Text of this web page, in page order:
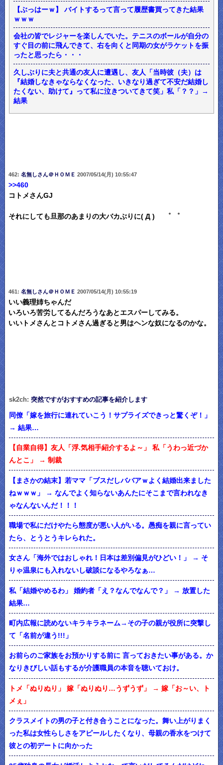
【ぶっはーｗ】 バイトするって言って履歴書買ってきた結果
ｗｗｗ
会社の皆でレジャーを楽しんでいた。テニスのボールが自分の
すぐ目の前に飛んできて、右を向くと同期の女がラケットを振
ったと思ったら・・・
久しぶりに夫と共通の友人に遭遇し、友人「当時彼（夫）は
『結婚しなきゃならなくなった、いきなり過ぎて不安だ結婚し
たくない、助けて』って私に泣きついてきて笑」私「？？」→
結果
462: 名無しさん＠ＨＯＭＥ 2007/05/14(月) 10:55:47
>>460
コトメさんGJ
それにしても旦那のあまりの大バカぶりに( Д ) ゜ ゜
461: 名無しさん＠ＨＯＭＥ 2007/05/14(月) 10:55:19
いい義理姉ちゃんだ
いろいろ苦労してるんだろうなあとエスパーしてみる。
いいトメさんとコトメさん過ぎると男はヘンな奴になるのかな。
sk2ch: 突然ですがおすすめの記事を紹介します
同僚「嫁を旅行に連れていこう！サプライズできっと驚くぞ！」
→ 結果…
【自業自得】友人「浮.気相手紹介するよ～」 私「うわっ近づか
んとこ」 → 制裁
【まさかの結末】若ママ「ブスだしババアｗよく結婚出来ました
ねｗｗｗ」 → なんでよく知らないあんたにそこまで言われなき
ゃなんないんだ！！！
職場で私にだけやたら態度が悪い人がいる。愚痴を親に言ってい
たら、とうとうキレられた。
女さん「海外ではおしゃれ！日本は差別偏見がひどい！」 → そ
りゃ温泉にも入れないし破談になるやろなぁ…
私「結婚やめるわ」 婚約者「え？なんでなんで？」 → 放置した
結果…
町内広報に読めないキラキラネーム→その子の親が役所に突撃し
て「名前が違う!!!」
お前らのご家族をお預かりする前に 言っておきたい事がある。か
なりきびしい話もするが介護職員の本音を聴いておけ。
トメ「ぬりぬり」 嫁「ぬりぬり…うずうず」 → 嫁「お～い、ト
メぇ」
クラスメイトの男の子と付き合うことになった。舞い上がりまく
った私は女性らしさをアピールしたくなり、母親の香水をつけて
彼との初デートに向かった